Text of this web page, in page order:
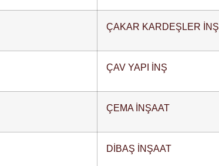
ÇAKAR KARDEŞLER İNŞ
ÇAV YAPI İNŞ
ÇEMA İNŞAAT
DİBAŞ İNŞAAT